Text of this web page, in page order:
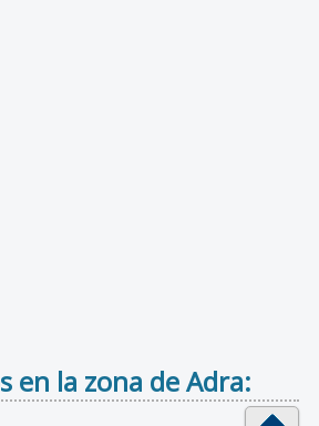
en la zona de Adra: